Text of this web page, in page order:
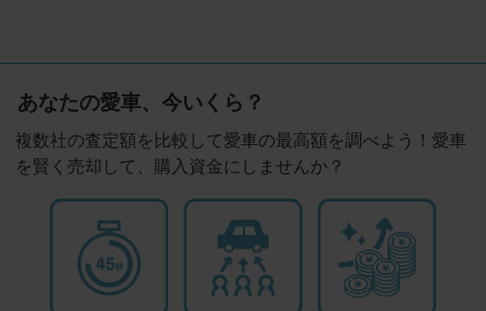
あなたの愛車、今いくら？
複数社の査定額を比較して愛車の最高額を調べよう！愛車
を賢く売却して、購入資金にしませんか？